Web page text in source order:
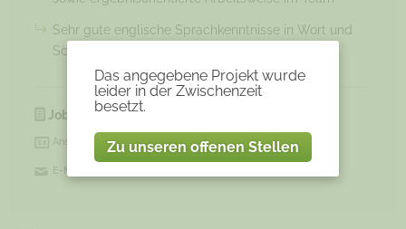
Das angegebene Projekt wurde
leider in der Zwischenzeit
besetzt.
Zu unseren offenen Stellen
Sehr gute englische Sprachkenntnisse in Wort und
Schrift
JobNr: 3571
Ansprechpartner:
E-Mail: